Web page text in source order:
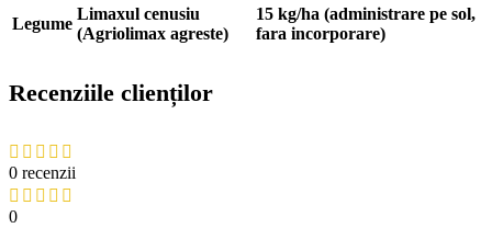
Legume
Limaxul cenusiu
(Agriolimax agreste)
15 kg/ha (administrare pe sol,
fara incorporare)
Recenziile clienților
0 recenzii
0